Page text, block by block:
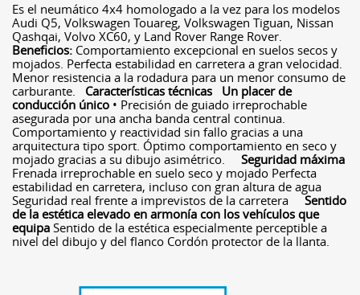
Es el neumático 4x4 homologado a la vez para los modelos
Audi Q5, Volkswagen Touareg, Volkswagen Tiguan, Nissan
Qashqai, Volvo XC60, y Land Rover Range Rover.
Beneficios: Comportamiento excepcional en suelos secos y
mojados. Perfecta estabilidad en carretera a gran velocidad.
Menor resistencia a la rodadura para un menor consumo de
carburante. Características técnicas
Un placer de
conducción único • Precisión de guiado irreprochable
asegurada por una ancha banda central continua.
Comportamiento y reactividad sin fallo gracias a una
arquitectura tipo sport. Óptimo comportamiento en seco y
mojado gracias a su dibujo asimétrico. Seguridad máxima
Frenada irreprochable en suelo seco y mojado Perfecta
estabilidad en carretera, incluso con gran altura de agua
Seguridad real frente a imprevistos de la carretera Sentido
de la estética elevado en armonía con los vehículos que
equipa Sentido de la estética especialmente perceptible a
nivel del dibujo y del flanco Cordón protector de la llanta.